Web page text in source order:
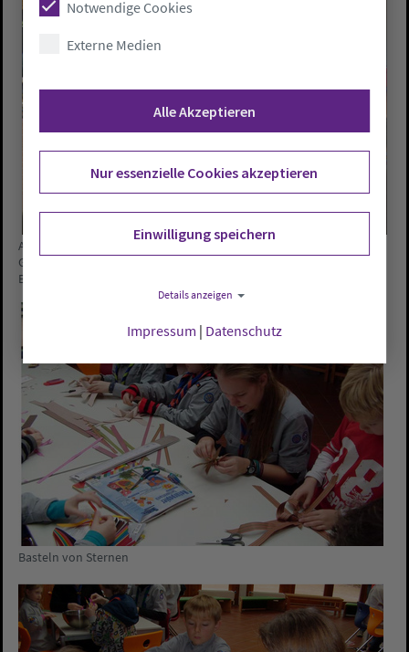
Ankommen und Begrüßen in großer Runde der Pfadfinder in der
Grundschule Essen. Alle Fotos: Kirchengemeinde Essen/ Pfarrerin
Eva Hachmeister-Uecker und Pfarrer Michael Harald Uecker
Basteln von Sternen
Notwendige Cookies
Externe Medien
Alle Akzeptieren
Nur essenzielle Cookies akzeptieren
Einwilligung speichern
Details anzeigen
Impressum | Datenschutz